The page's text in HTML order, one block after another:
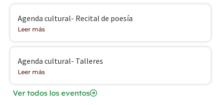
Agenda cultural- Recital de poesía
Leer más
Agenda cultural- Talleres
Leer más
Ver todos los eventos